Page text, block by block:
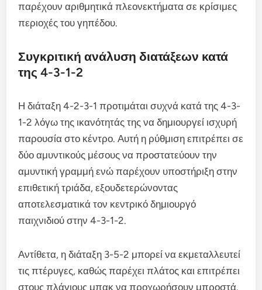
παρέχουν αριθμητικά πλεονεκτήματα σε κρίσιμες
περιοχές του γηπέδου.
Συγκριτική ανάλυση διατάξεων κατά
της 4-3-1-2
Η διάταξη 4-2-3-1 προτιμάται συχνά κατά της 4-3-
1-2 λόγω της ικανότητάς της να δημιουργεί ισχυρή
παρουσία στο κέντρο. Αυτή η ρύθμιση επιτρέπει σε
δύο αμυντικούς μέσους να προστατεύουν την
αμυντική γραμμή ενώ παρέχουν υποστήριξη στην
επιθετική τριάδα, εξουδετερώνοντας
αποτελεσματικά τον κεντρικό δημιουργό
παιχνιδιού στην 4-3-1-2.
Αντίθετα, η διάταξη 3-5-2 μπορεί να εκμεταλλευτεί
τις πτέρυγες, καθώς παρέχει πλάτος και επιτρέπει
στους πλάγιους μπακ να προχωρήσουν μπροστά.